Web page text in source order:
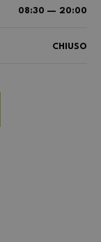
08:30 — 20:00
CHIUSO